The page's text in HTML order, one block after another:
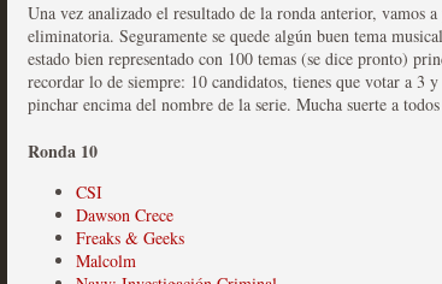
La barrera de las 500 series al
Recomendación de la semana
Una vez analizado el resultado de la ronda anterior, vamos
eliminatoria. Seguramente se quede algún buen tema
estado bien representado con 100 temas (se dice pronto)
recordar lo de siempre: 10 candidatos, tienes que votar a 3
pinchar encima del nombre de la serie. Mucha suerte a
Ronda 10
CSI
Dawson Crece
Freaks & Geeks
Malcolm